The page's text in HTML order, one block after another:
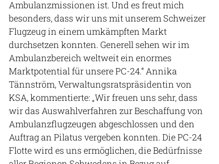
Ambulanzmissionen ist. Und es freut mich
besonders, dass wir uns mit unserem Schweizer
Flugzeug in einem umkämpften Markt
durchsetzen konnten. Generell sehen wir im
Ambulanzbereich weltweit ein enormes
Marktpotential für unsere PC-24.“ Annika
Tännström, Verwaltungsratspräsidentin von
KSA, kommentierte: „Wir freuen uns sehr, dass
wir das Auswahlverfahren zur Beschaffung von
Ambulanzflugzeugen abgeschlossen und den
Auftrag an Pilatus vergeben konnten. Die PC-24
Flotte wird es uns ermöglichen, die Bedürfnisse